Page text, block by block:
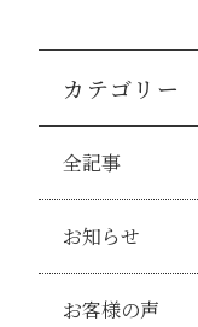
カテゴリー
全記事
お知らせ
お客様の声